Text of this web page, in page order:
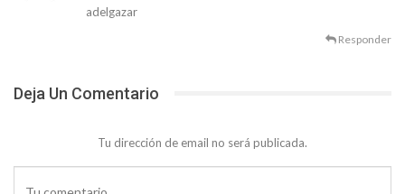
adelgazar
Responder
Deja Un Comentario
Tu dirección de email no será publicada.